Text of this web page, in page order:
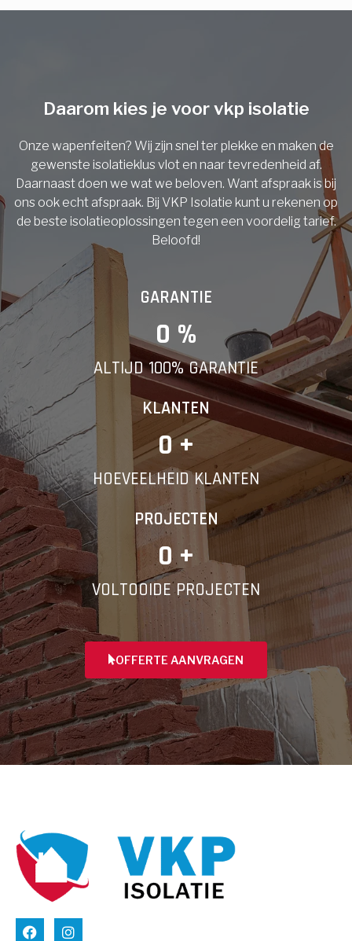
Vorige
Daarom kies je voor vkp isolatie
Onze wapenfeiten? Wij zijn snel ter plekke en maken de
gewenste isolatieklus vlot en naar tevredenheid af.
Daarnaast doen we wat we beloven. Want afspraak is bij
ons ook echt afspraak. Bij VKP Isolatie kunt u rekenen op
de beste isolatieoplossingen tegen een voordelig tarief.
Beloofd!
GARANTIE
0 %
ALTIJD 100% GARANTIE
KLANTEN
0 +
HOEVEELHEID KLANTEN
PROJECTEN
0 +
VOLTOOIDE PROJECTEN
OFFERTE AANVRAGEN